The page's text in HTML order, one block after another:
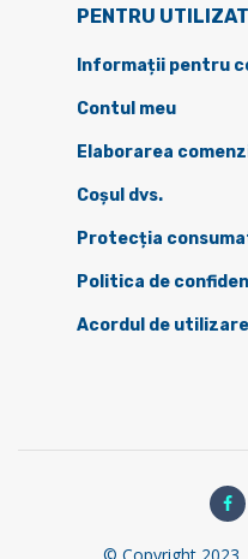
PENTRU
Informații pentru
Contul meu
Elaborarea
Coșul dvs.
Protecția
Politica de
Acordul de